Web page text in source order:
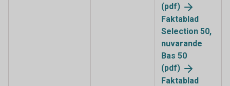
(pdf)
Faktablad
Selection 50,
nuvarande
Bas 50
(pdf)
Faktablad